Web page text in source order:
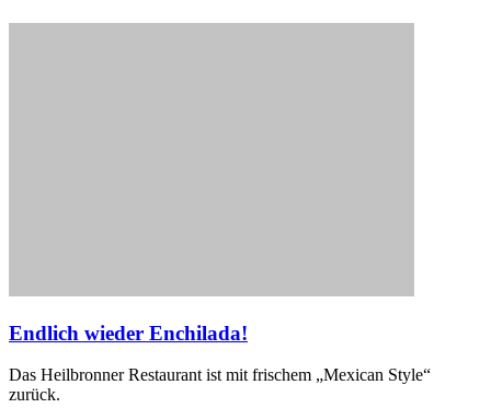
Endlich wieder Enchilada!
Das Heilbronner Restaurant ist mit frischem „Mexican Style“
zurück.